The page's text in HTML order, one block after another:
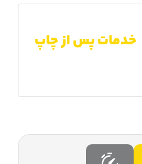
خدمات پس از چاپ